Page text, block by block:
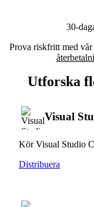
30-
Prova riskfritt med vår
Utforska
Visual
Kör Visual Studio
Distribuera